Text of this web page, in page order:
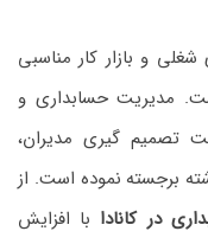
و بازار کار مناسبی
مدیریت حسابداری و
تصمیم گیری مدیران،
برجسته نموده است. از
در کانادا با افزایش